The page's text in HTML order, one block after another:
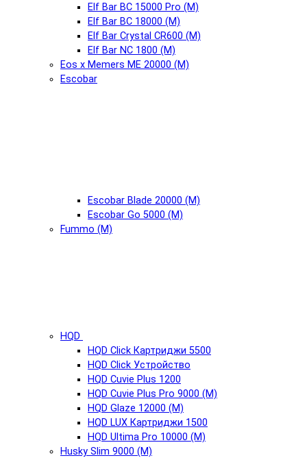
Elf Bar BC 15000 Pro (М)
Elf Bar BC 18000 (М)
Elf Bar Crystal CR600 (М)
Elf Bar NC 1800 (М)
Eos x Memers ME 20000 (М)
Escobar
Escobar Blade 20000 (М)
Escobar Go 5000 (М)
Fummo (М)
HQD
HQD Click Картриджи 5500
HQD Click Устройство
HQD Cuvie Plus 1200
HQD Cuvie Plus Pro 9000 (М)
HQD Glaze 12000 (М)
HQD LUX Картриджи 1500
HQD Ultima Pro 10000 (М)
Husky Slim 9000 (М)